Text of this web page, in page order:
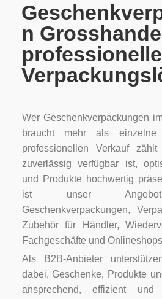
n
professionelle
Wer Geschenkverpackungen
braucht mehr als einzelne
professionellen Verkauf
zuverlässig verfügbar ist,
und Produkte hochwertig
ist unser Angebot
Geschenkverpackungen,
Zubehör für Händler,
Fachgeschäfte und
Als B2B-Anbieter
dabei, Geschenke, Produkte
ansprechend, effizient und